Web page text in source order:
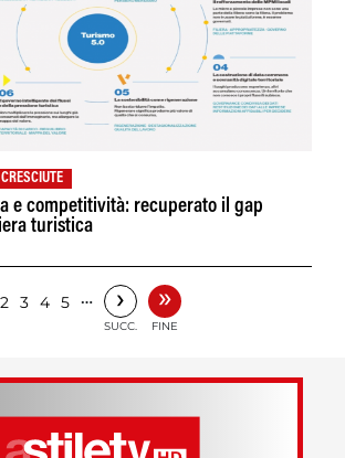
e competitività: recuperato il gap
turistica
2 3 4 5 … ›
SUCC.
»
FINE